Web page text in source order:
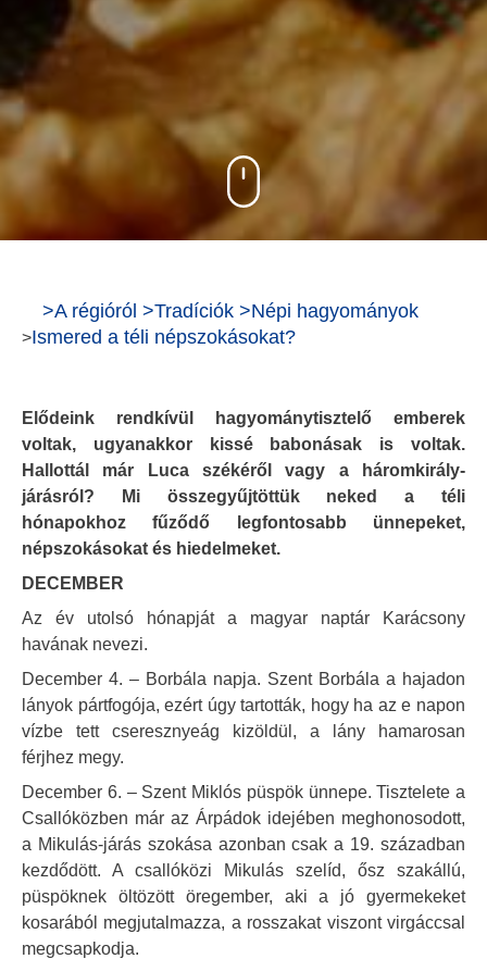
>A régióról >Tradíciók >Népi hagyományok
>Ismered a téli népszokásokat?
Elődeink rendkívül hagyománytisztelő emberek
voltak, ugyanakkor kissé babonásak is voltak.
Hallottál már Luca székéről vagy a háromkirály-
járásról? Mi összegyűjtöttük neked a téli
hónapokhoz fűződő legfontosabb ünnepeket,
népszokásokat és hiedelmeket.
DECEMBER
Az év utolsó hónapját a magyar naptár Karácsony
havának nevezi.
December 4. – Borbála napja. Szent Borbála a hajadon
lányok pártfogója, ezért úgy tartották, hogy ha az e napon
vízbe tett cseresznyeág kizöldül, a lány hamarosan
férjhez megy.
December 6. – Szent Miklós püspök ünnepe. Tisztelete a
Csallóközben már az Árpádok idejében meghonosodott,
a Mikulás-járás szokása azonban csak a 19. században
kezdődött. A csallóközi Mikulás szelíd, ősz szakállú,
püspöknek öltözött öregember, aki a jó gyermekeket
kosarából megjutalmazza, a rosszakat viszont virgáccsal
megcsapkodja.